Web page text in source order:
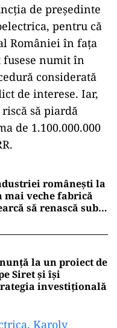
de președinte
pentru că
României în fața
fusese numit în
considerată
de interese. Iar,
să piardă
de 1.100.000.000
românești la
mai veche fabrică
să renască sub
la un proiect de
Siret și își
investițională
Karoly